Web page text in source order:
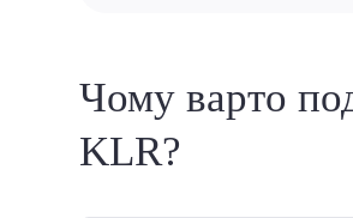
Чому варто
KLR?